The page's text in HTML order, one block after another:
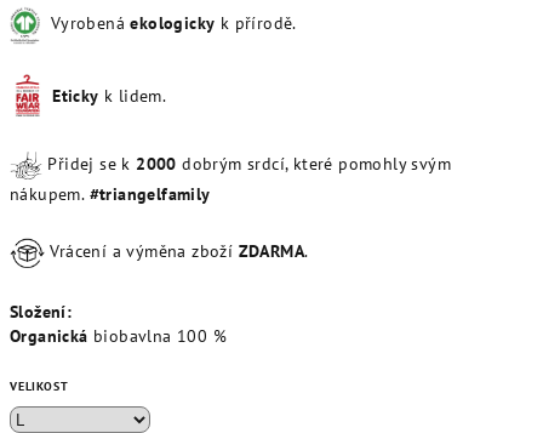
Vyrobenáekologicky k přírodě.
Eticky k lidem.
Přidej se k 2000dobrým srdcí, které pomohly svým
nákupem. #triangelfamily
Vrácení a výměna zboží ZDARMA.
Složení:
Organická biobavlna 100 %
VELIKOST